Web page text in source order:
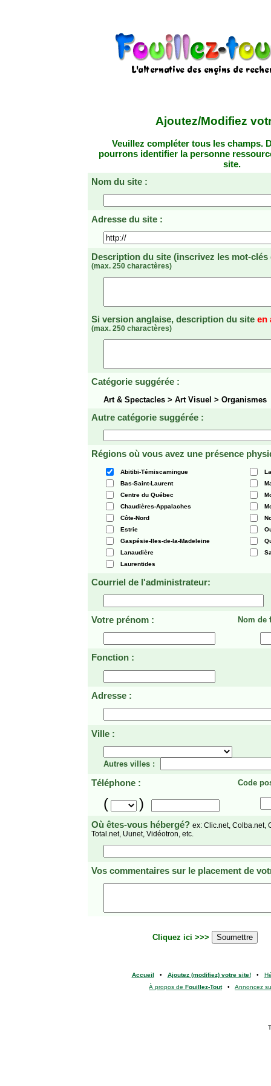
Ajoutez/Modifiez
Veuillez compléter tous les champs.
pourrons identifier la personne
site.
Nom du site :
Adresse du site :
Description du site (inscrivez les mot-
(max. 250 charactères)
Si version anglaise, description du site en
(max. 250 charactères)
Catégorie suggérée :
Art & Spectacles > Art Visuel > Organismes
Autre catégorie suggérée :
Régions où vous avez une présence
Abitibi-Témiscamingue
Bas-Saint-Laurent
Centre du Québec
Chaudières-Appalaches
Côte-Nord
Estrie
Gaspésie-Iles-de-la-Madeleine
Lanaudière
Laurentides
Courriel de l'administrateur:
Votre prénom : Nom de
Fonction :
Adresse :
Ville :
Autres villes :
Téléphone : Code
( )
Où êtes-vous hébergé? ex: Clic.net, Colba.net,
Total.net, Uunet, Vidéotron, etc.
Vos commentaires sur le placement de
Cliquez ici >>>
Accueil • Ajoutez (modifiez) votre site!•
À propos de Fouillez-Tout• Annoncez